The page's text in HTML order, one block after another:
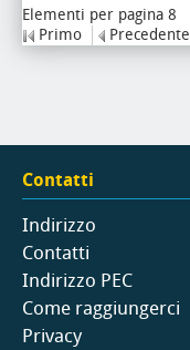
Elementi per pagina 8
Primo
Precedente
Contatti
Indirizzo
Contatti
Indirizzo PEC
Come raggiungerci
Privacy